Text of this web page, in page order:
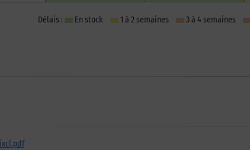
Délais : En stock 1 à 2 semaines 3 à 4 semaines